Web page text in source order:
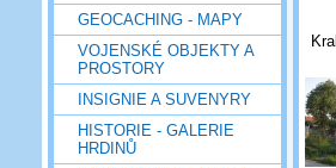
GEOCACHING - MAPY
VOJENSKÉ OBJEKTY A
PROSTORY
INSIGNIE A SUVENYRY
HISTORIE - GALERIE
HRDINŮ